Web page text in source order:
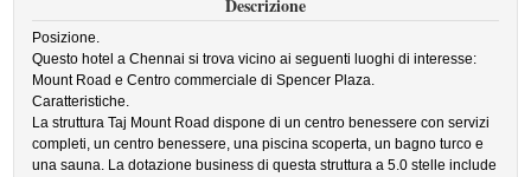
Descrizione
Posizione.
Questo hotel a Chennai si trova vicino ai seguenti luoghi di interesse:
Mount Road e Centro commerciale di Spencer Plaza.
Caratteristiche.
La struttura Taj Mount Road dispone di un centro benessere con servizi
completi, un centro benessere, una piscina scoperta, un bagno turco e
una sauna. La dotazione business di questa struttura a 5.0 stelle include